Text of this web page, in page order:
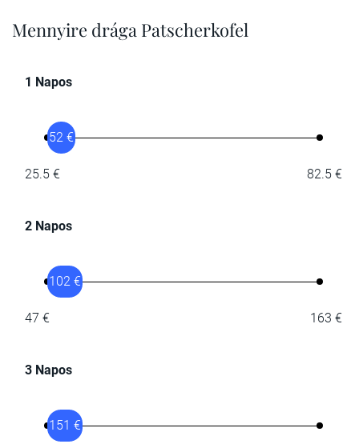
Mennyire drága Patscherkofel
1 Napos
25.5 €
52 €
82.5 €
2 Napos
47 €
102 €
163 €
3 Napos
151 €